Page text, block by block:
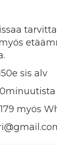
sis alv
myös